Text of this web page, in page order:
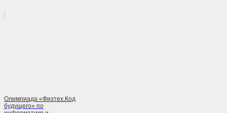
Олимпиада «Физтех.Код
будущего» по